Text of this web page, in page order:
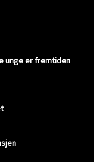
unge er fremtiden